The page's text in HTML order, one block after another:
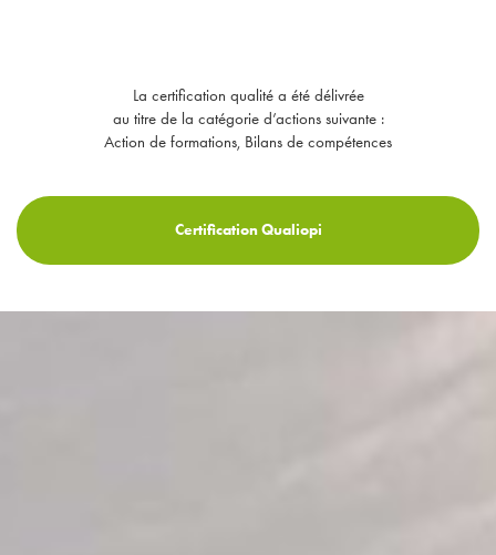
La certification qualité a été délivrée
au titre de la catégorie d’actions suivante :
Action de formations, Bilans de compétences
Certification Qualiopi